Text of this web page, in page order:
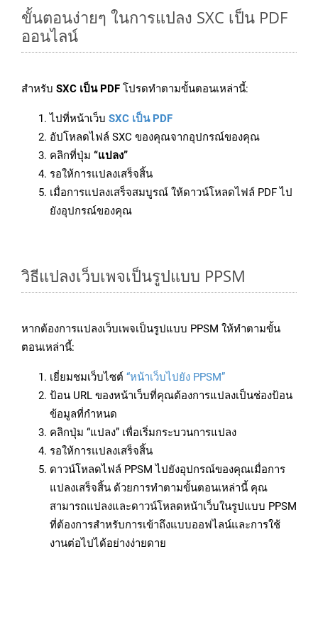
ขั้นตอนง่ายๆ ในการแปลง SXC เป็น PDF
ออนไลน์
สำหรับ SXC เป็น PDF โปรดทำตามขั้นตอนเหล่านี้:
ไปที่หน้าเว็บ SXC เป็น PDF
อัปโหลดไฟล์ SXC ของคุณจากอุปกรณ์ของคุณ
คลิกที่ปุ่ม “แปลง”
รอให้การแปลงเสร็จสิ้น
เมื่อการแปลงเสร็จสมบูรณ์ ให้ดาวน์โหลดไฟล์ PDF ไป
ยังอุปกรณ์ของคุณ
วิธีแปลงเว็บเพจเป็นรูปแบบ PPSM
หากต้องการแปลงเว็บเพจเป็นรูปแบบ PPSM ให้ทำตามขั้น
ตอนเหล่านี้:
เยี่ยมชมเว็บไซต์ “หน้าเว็บไปยัง PPSM”
ป้อน URL ของหน้าเว็บที่คุณต้องการแปลงเป็นช่องป้อน
ข้อมูลที่กำหนด
คลิกปุ่ม “แปลง” เพื่อเริ่มกระบวนการแปลง
รอให้การแปลงเสร็จสิ้น
ดาวน์โหลดไฟล์ PPSM ไปยังอุปกรณ์ของคุณเมื่อการ
แปลงเสร็จสิ้น ด้วยการทำตามขั้นตอนเหล่านี้ คุณ
สามารถแปลงและดาวน์โหลดหน้าเว็บในรูปแบบ PPSM
ที่ต้องการสำหรับการเข้าถึงแบบออฟไลน์และการใช้
งานต่อไปได้อย่างง่ายดาย